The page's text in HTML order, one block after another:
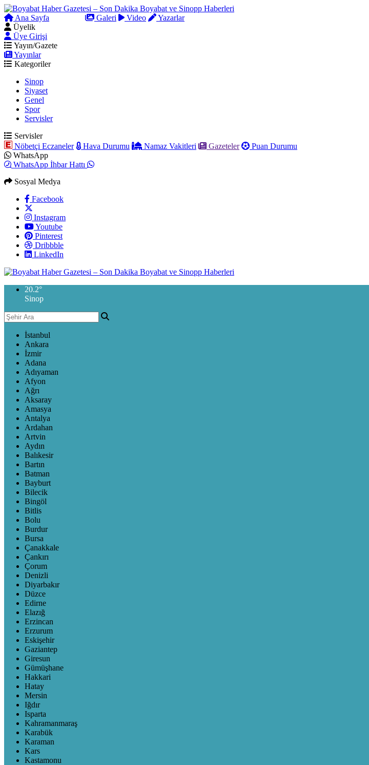
Ana Sayfa Galeri Video
Yazarlar
Üyelik
Üye Girişi
Yayın/Gazete
Yayınlar
Kategoriler
Sinop
Siyaset
Genel
Spor
Servisler
Servisler
Nöbetçi Eczaneler
Hava Durumu Namaz Vakitleri Gazeteler
Puan Durumu
WhatsApp
WhatsApp İhbar Hattı
Sosyal Medya
Facebook
Instagram
Youtube
Pinterest
Dribbble
LinkedIn
20.2°
Sinop
İstanbul
Ankara
İzmir
Adana
Adıyaman
Afyon
Ağrı
Aksaray
Amasya
Antalya
Ardahan
Artvin
Aydın
Balıkesir
Bartın
Batman
Bayburt
Bilecik
Bingöl
Bitlis
Bolu
Burdur
Bursa
Çanakkale
Çankırı
Çorum
Denizli
Diyarbakır
Düzce
Edirne
Elazığ
Erzincan
Erzurum
Eskişehir
Gaziantep
Giresun
Gümüşhane
Hakkari
Hatay
Mersin
Iğdır
Isparta
Kahramanmaraş
Karabük
Karaman
Kars
Kastamonu